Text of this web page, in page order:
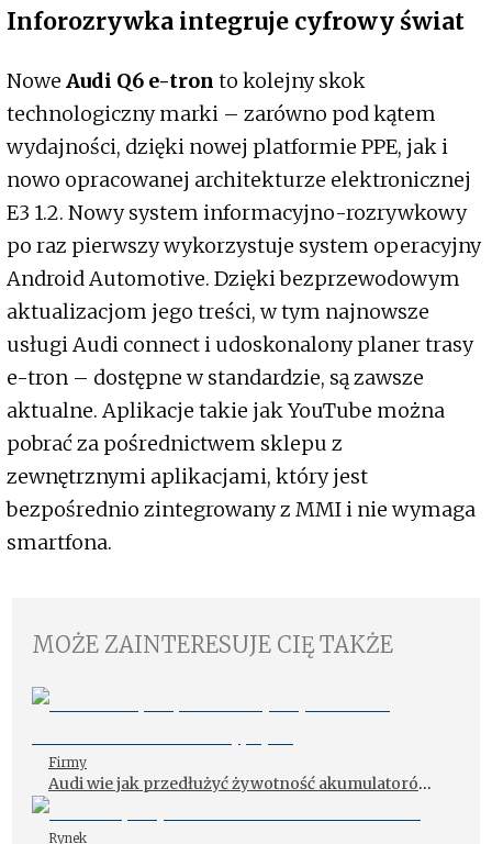
Inforozrywka integruje cyfrowy świat
Nowe Audi Q6 e-tron to kolejny skok
technologiczny marki – zarówno pod kątem
wydajności, dzięki nowej platformie PPE, jak i
nowo opracowanej architekturze elektronicznej
E3 1.2. Nowy system informacyjno-rozrywkowy
po raz pierwszy wykorzystuje system operacyjny
Android Automotive. Dzięki bezprzewodowym
aktualizacjom jego treści, w tym najnowsze
usługi Audi connect i udoskonalony planer trasy
e-tron – dostępne w standardzie, są zawsze
aktualne. Aplikacje takie jak YouTube można
pobrać za pośrednictwem sklepu z
zewnętrznymi aplikacjami, który jest
bezpośrednio zintegrowany z MMI i nie wymaga
smartfona.
MOŻE ZAINTERESUJE CIĘ TAKŻE
Firmy
Audi wie jak przedłużyć żywotność akumulatorów
trakcyjnych
Rynek